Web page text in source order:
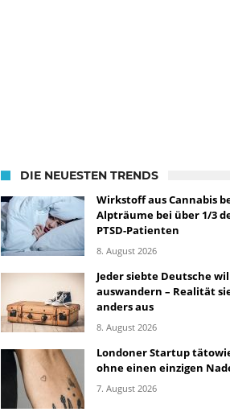
DIE NEUESTEN TRENDS
Wirkstoff aus Cannabis
Alpträume bei über 1/3
PTSD-Patienten
8. August 2026
Jeder siebte Deutsche
auswandern – Realität
anders aus
8. August 2026
Londoner Startup
ohne einen einzigen
7. August 2026